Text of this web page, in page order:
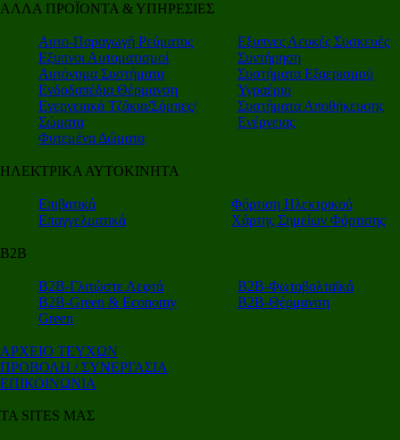
ΑΛΛΑ ΠΡΟΪΟΝΤΑ & ΥΠΗΡΕΣΙΕΣ
Αυτο-Παραγωγή Ρεύματος
Εξυπνοι Αυτοματισμοί
Αυτόνομα Συστήματα
Ενδοδαπέδια Θέρμανση
Ενεργειακά Τζάκια/Σόμπες/
Σώματα
Φυτεμένα Δώματα
Εξυπνες Λευκές Συσκευές
Συντήρηση
Συστήματα Εξαερισμού
Υγραέριο
Συστήματα Αποθήκευσης
Ενέργειας
ΗΛΕΚΤΡΙΚΑ ΑΥΤΟΚΙΝΗΤΑ
Επιβατικά
Επαγγελματικά
Φόρτιση Ηλεκτρικού
Χάρτης Σημείων Φόρτισης
Β2Β
Β2Β-Γλιτώστε Λεφτά
Β2Β-Green & Economy
Green
Β2Β-Φωτοβολταϊκά
Β2Β-Θέρμανση
ΑΡΧΕΙΟ ΤΕΥΧΩΝ
ΠΡΟΒΟΛΗ / ΣΥΝΕΡΓΑΣΙΑ
ΕΠΙΚΟΙΝΩΝΙΑ
ΤΑ SITES ΜΑΣ